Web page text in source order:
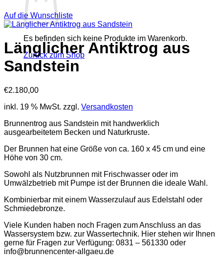
Es befinden sich keine Produkte im Warenkorb.
Zurück zum Shop
Auf die Wunschliste
Länglicher Antiktrog aus
Sandstein
€2.180,00
inkl. 19 % MwSt. zzgl. Versandkosten
Brunnentrog aus Sandstein mit handwerklich
ausgearbeitetem Becken und Naturkruste.
Der Brunnen hat eine Größe von ca. 160 x 45 cm und eine
Höhe von 30 cm.
Sowohl als Nutzbrunnen mit Frischwasser oder im
Umwälzbetrieb mit Pumpe ist der Brunnen die ideale Wahl.
Kombinierbar mit einem Wasserzulauf aus Edelstahl oder
Schmiedebronze.
Viele Kunden haben noch Fragen zum Anschluss an das
Wassersystem bzw. zur Wassertechnik. Hier stehen wir Ihnen
gerne für Fragen zur Verfügung: 0831 – 561330 oder
info@brunnencenter-allgaeu.de